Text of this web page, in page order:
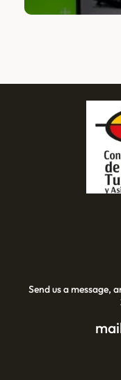
Send us a message,